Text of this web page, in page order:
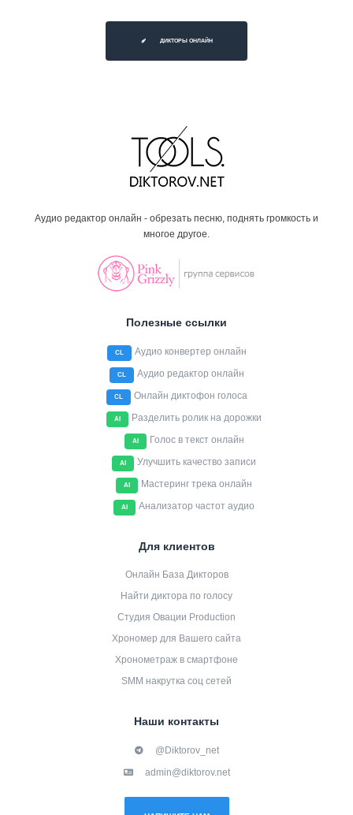
ДИКТОРЫ ОНЛАЙН
Аудио редактор онлайн - обрезать песню, поднять громкость и
многое другое.
Полезные ссылки
CL Аудио конвертер онлайн
CL Аудио редактор онлайн
CL Онлайн диктофон голоса
AI Разделить ролик на дорожки
AI Голос в текст онлайн
AI Улучшить качество записи
AI Мастеринг трека онлайн
AI Анализатор частот аудио
Для клиентов
Онлайн База Дикторов
Найти диктора по голосу
Студия Овации Production
Хрономер для Вашего сайта
Хронометраж в смартфоне
SMM накрутка соц сетей
Наши контакты
@Diktorov_net
admin@diktorov.net